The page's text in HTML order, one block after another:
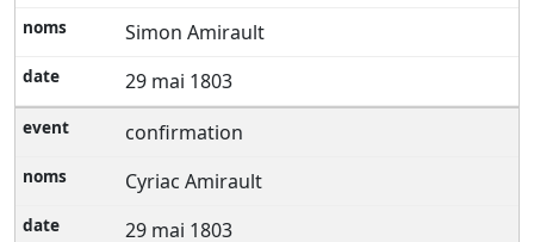
Simon Amirault
29 mai 1803
confirmation
Cyriac Amirault
29 mai 1803